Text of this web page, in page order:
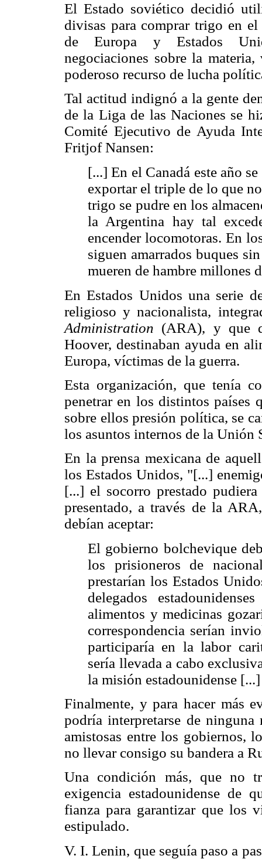
El Estado soviético decidió
divisas para comprar trigo en
de Europa y Estados
negociaciones sobre la
poderoso recurso de lucha
Tal actitud indignó a la gente
de la Liga de las Naciones se
Comité Ejecutivo de Ayuda
Fritjof Nansen:
[...] En el Canadá este año
exportar el triple de lo que
trigo se pudre en los
la Argentina hay tal
encender locomotoras. En
siguen amarrados buques
mueren de hambre millones
En Estados Unidos una serie
religioso y nacionalista,
Administration (ARA), y que
Hoover, destinaban ayuda en
Europa, víctimas de la guerra.
Esta organización, que tenía
penetrar en los distintos países
sobre ellos presión política, se
los asuntos internos de la Unión
En la prensa mexicana de
los Estados Unidos, "[...]
[...] el socorro prestado
presentado, a través de la
debían aceptar:
El gobierno bolchevique
los prisioneros de
prestarían los Estados
delegados
alimentos y medicinas
correspondencia serían
participaría en la labor
sería llevada a cabo
la misión estadounidense
Finalmente, y para hacer más
podría interpretarse de ninguna
amistosas entre los gobiernos,
no llevar consigo su bandera a
Una condición más, que no
exigencia estadounidense de
fianza para garantizar que los
estipulado.
V. I. Lenin, que seguía paso a